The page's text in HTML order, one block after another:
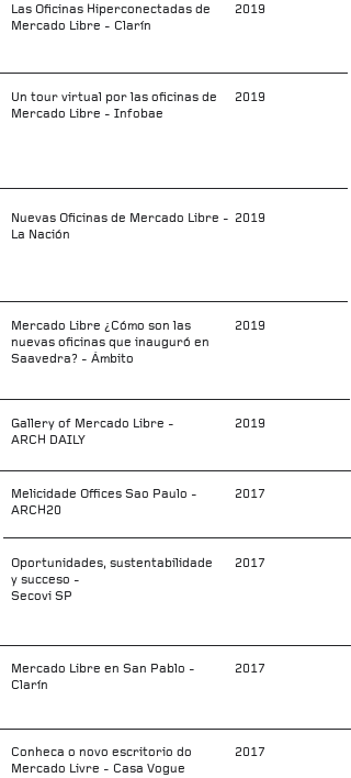
Las Oficinas Hiperconectadas de
Mercado Libre - Clarín
2019
Un tour virtual por las oficinas de
Mercado Libre - Infobae
2019
Nuevas Oficinas de Mercado Libre -
La Nación
2019
Mercado Libre ¿Cómo son las
nuevas oficinas que inauguró en
Saavedra? - Ámbito
2019
Gallery of Mercado Libre -
ARCH DAILY
2019
Melicidade Offices Sao Paulo -
ARCH20
2017
Oportunidades, sustentabilidade
y succeso -
Secovi SP
Mercado Libre en San Pablo -
Clarín
2017
Conheca o novo escritorio do
Mercado Livre - Casa Vogue
2017
2017